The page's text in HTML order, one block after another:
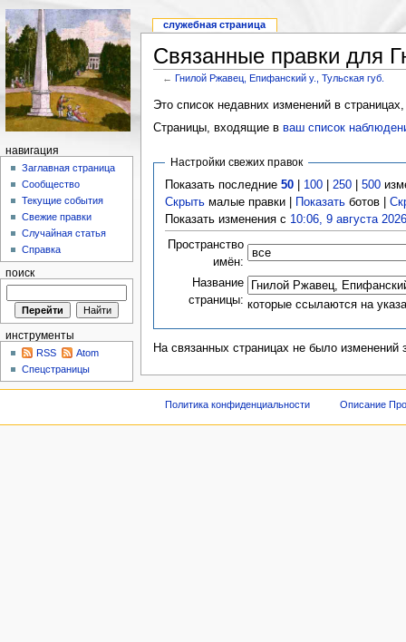
Связанные правки для
←Гнилой Ржавец, Епифанский у., Тульская губ.
Это список недавних изменений в
Страницы, входящие в ваш список
Настройки свежих правок
Показать последние50 100 |250 |500
Скрыть малые правки | Показать ботов |
Показать изменения с 10:06, 9 августа
Пространство
имён:
Название
страницы: которые ссылаются на
На связанных страницах не было изменений
служебная страница
навигация
Заглавная страница
Сообщество
Текущие события
Свежие правки
Случайная статья
Справка
поиск
инструменты
RSS
Atom
Спецстраницы
Политика конфиденциальности Описание